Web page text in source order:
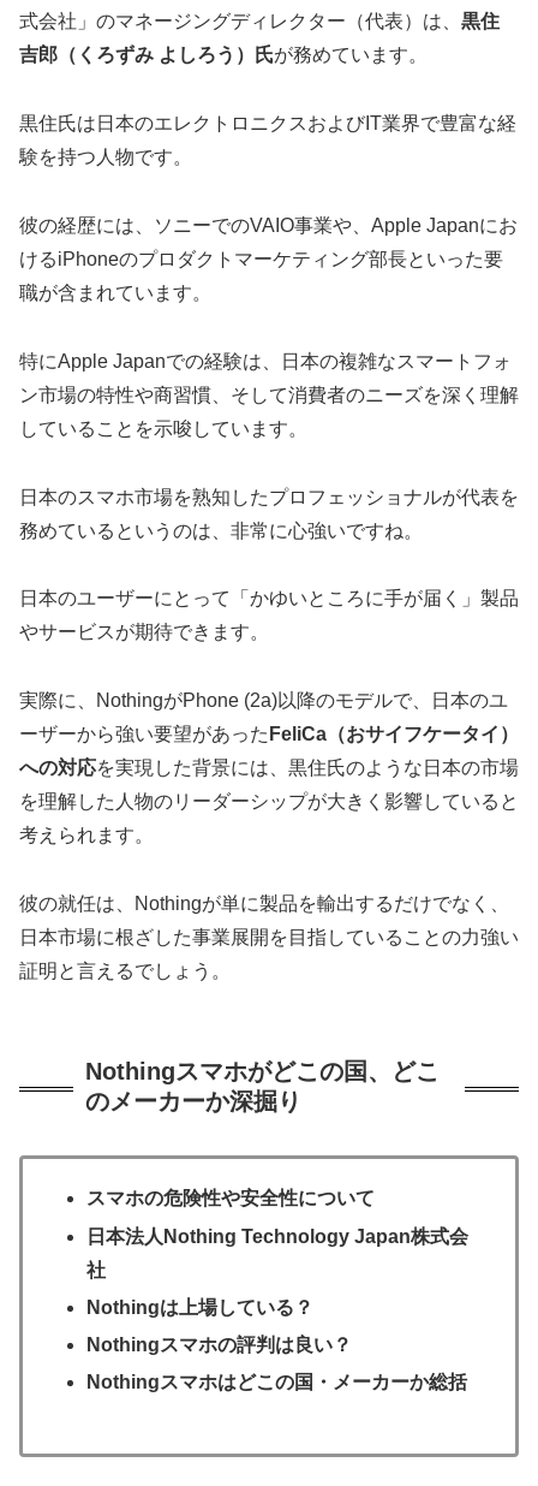
式会社」のマネージングディレクター（代表）は、 黒住
吉郎（くろずみ よしろう）氏が務めています。
黒住氏は日本のエレクトロニクスおよびIT業界で豊富な経
験を持つ人物です。
彼の経歴には、ソニーでのVAIO事業や、Apple Japanにお
けるiPhoneのプロダクトマーケティング部長といった要
職が含まれています。
特にApple Japanでの経験は、日本の複雑なスマートフォ
ン市場の特性や商習慣、そして消費者のニーズを深く理解
していることを示唆しています。
日本のスマホ市場を熟知したプロフェッショナルが代表を
務めているというのは、非常に心強いですね。
日本のユーザーにとって「かゆいところに手が届く」製品
やサービスが期待できます。
実際に、NothingがPhone (2a)以降のモデルで、日本のユ
ーザーから強い要望があった FeliCa（おサイフケータイ）
への対応を実現した背景には、黒住氏のような日本の市場
を理解した人物のリーダーシップが大きく影響していると
考えられます。
彼の就任は、Nothingが単に製品を輸出するだけでなく、
日本市場に根ざした事業展開を目指していることの力強い
証明と言えるでしょう。
Nothingスマホがどこの国、どこ
のメーカーか深掘り
スマホの危険性や安全性について
日本法人Nothing Technology Japan株式会
社
Nothingは上場している？
Nothingスマホの評判は良い？
Nothingスマホはどこの国・メーカーか総括